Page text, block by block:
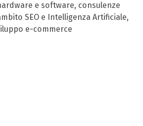
e software, consulenze
SEO e Intelligenza Artificiale,
e-commerce